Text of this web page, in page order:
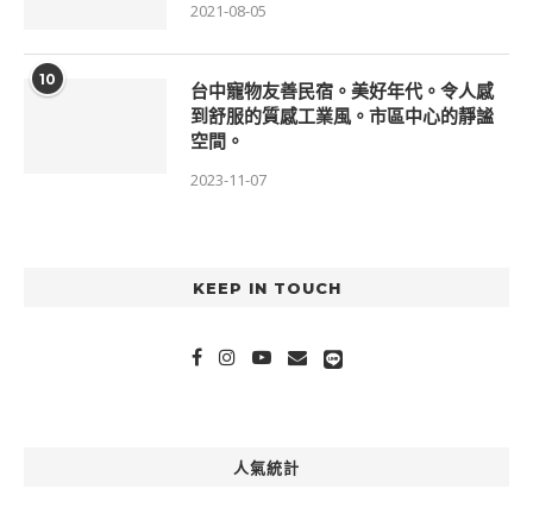
2021-08-05
10
台中寵物友善民宿。美好年代。令人感
到舒服的質感工業風。市區中心的靜謐
空間。
2023-11-07
KEEP IN TOUCH
人氣統計